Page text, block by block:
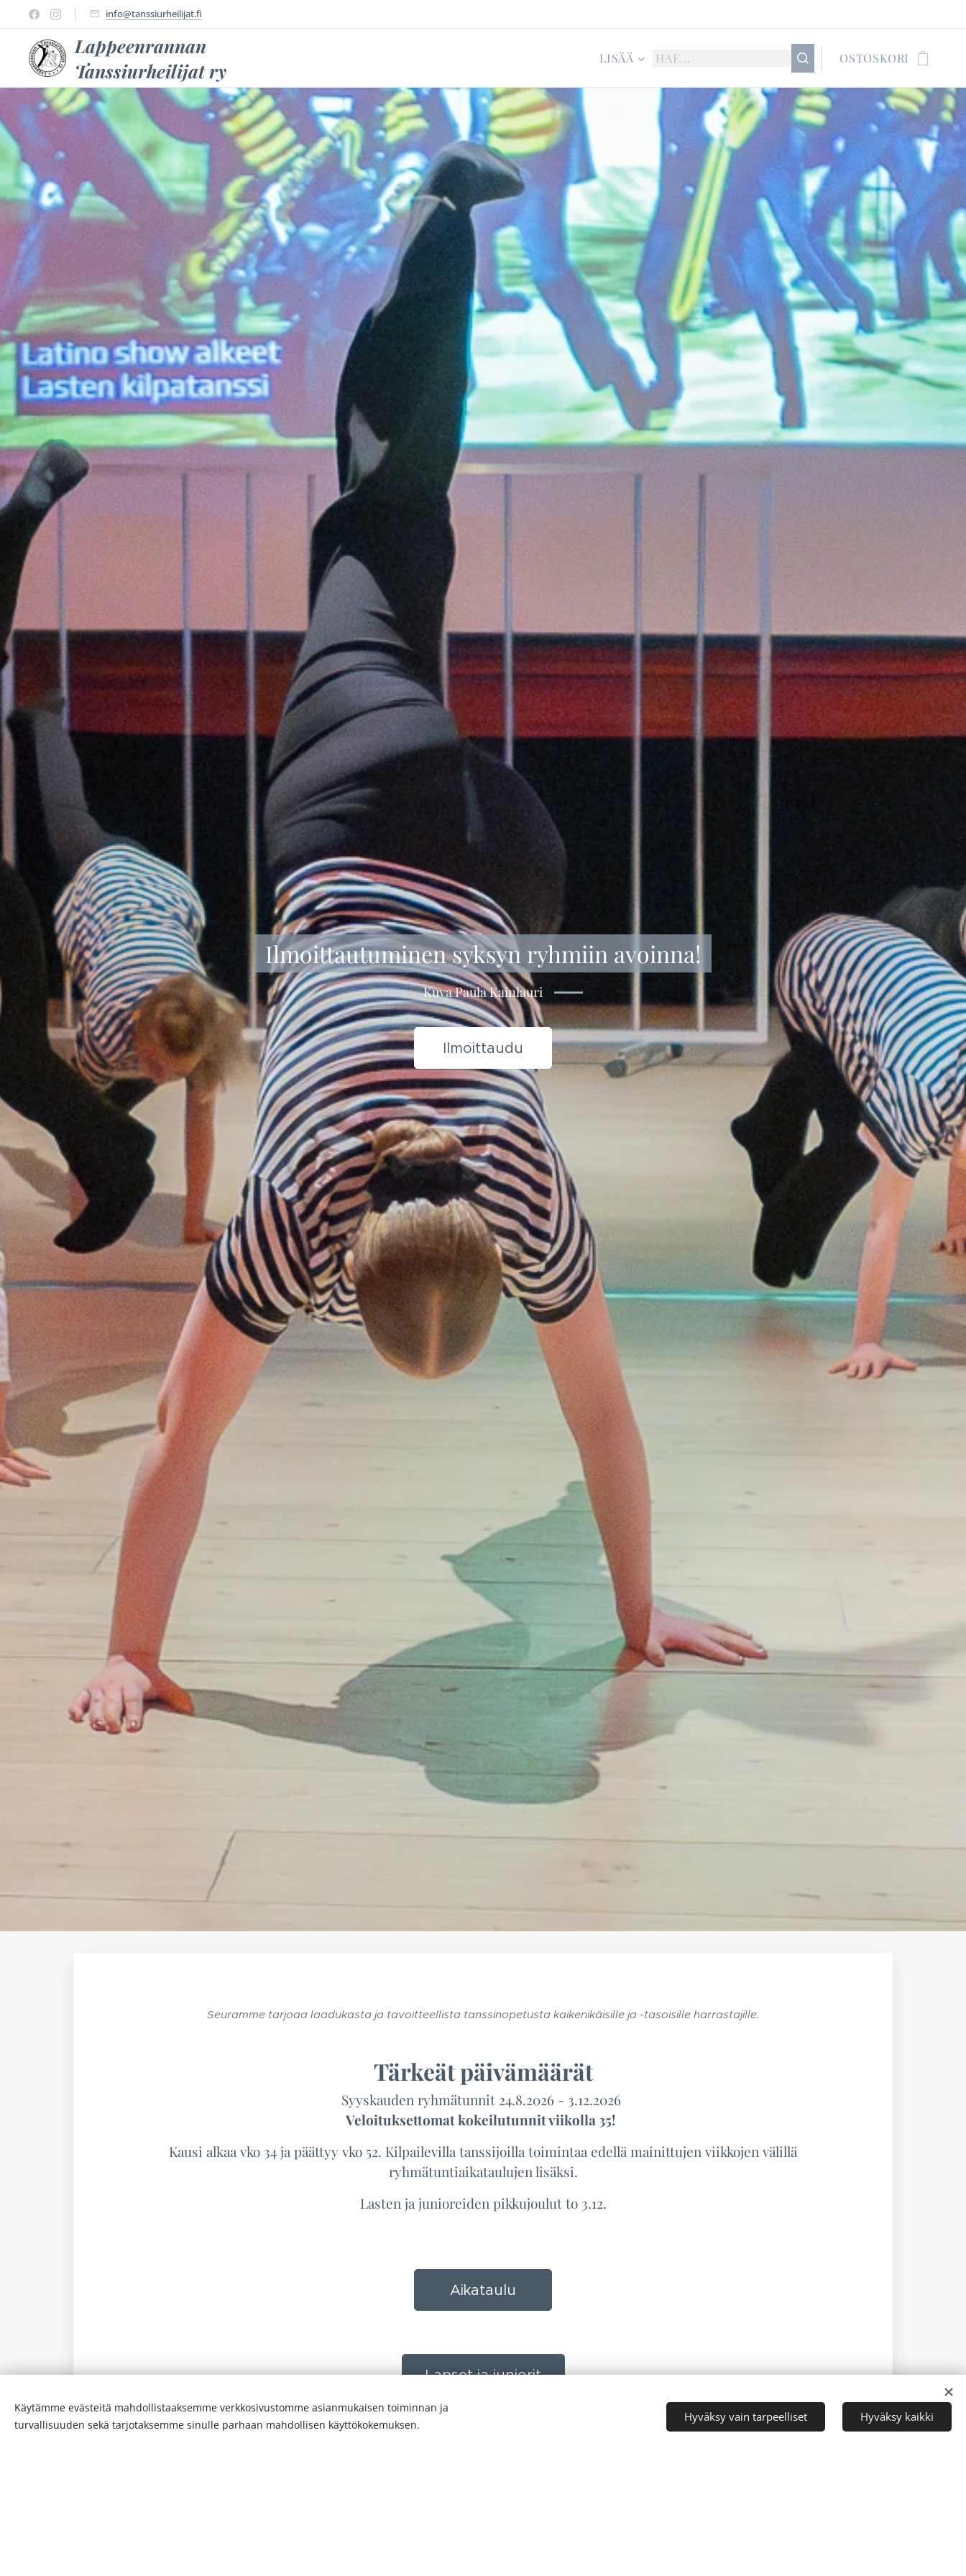
info@tanssiurheilijat.fi
Lappeenrannan
Tanssiurheilijat ry
LISÄÄ OSTOSKORI
Ilmoittautuminen syksyn ryhmiin avoinna!
Kuva Paula Kainlauri
Ilmoittaudu
Seuramme tarjoaa laadukasta ja tavoitteellista tanssinopetusta kaikenikäisille ja -tasoisille harrastajille.
Tärkeät päivämäärät
Syyskauden ryhmätunnit 24.8.2026 - 3.12.2026
Veloituksettomat kokeilutunnit viikolla 35!
Kausi alkaa vko 34 ja päättyy vko 52. Kilpailevilla tanssijoilla toimintaa edellä mainittujen viikkojen välillä
ryhmätuntiaikataulujen lisäksi.
Lasten ja junioreiden pikkujoulut to 3.12.
Aikataulu
Lapset ja juniorit
Käytämme evästeitä mahdollistaaksemme verkkosivustomme asianmukaisen toiminnan ja
turvallisuuden sekä tarjotaksemme sinulle parhaan mahdollisen käyttökokemuksen.
Hyväksy vain tarpeelliset Hyväksy kaikki